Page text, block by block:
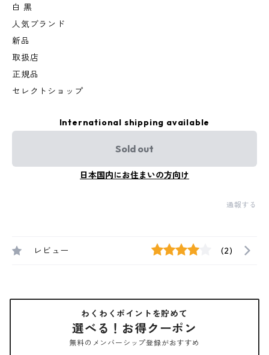
白 黒
人気ブランド
新品
取扱店
正規品
セレクトショップ
International shipping available
Sold out
日本国内にお住まいの方向け
通報する
レビュー (2)
わくわくポイントを貯めて
選べる！お得クーポン
無料のメンバーシップ登録がおすすめ